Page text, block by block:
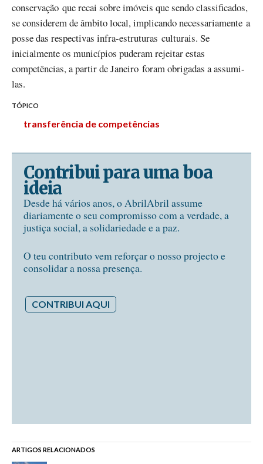
conservação que recai sobre imóveis que sendo classificados,
se considerem de âmbito local, implicando necessariamente a
posse das respectivas infra-estruturas culturais. Se
inicialmente os municípios puderam rejeitar estas
competências, a partir de Janeiro foram obrigadas a assumi-
las.
TÓPICO
transferência de competências
Contribui para uma boa
ideia
Desde há vários anos, o AbrilAbril assume
diariamente o seu compromisso com a verdade, a
justiça social, a solidariedade e a paz.
O teu contributo vem reforçar o nosso projecto e
consolidar a nossa presença.
CONTRIBUI AQUI
ARTIGOS RELACIONADOS